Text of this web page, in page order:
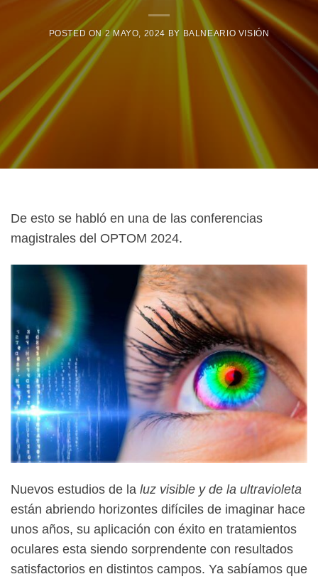
POSTED ON2 MAYO, 2024 BY BALNEARIO VISIÓN
De esto se habló en una de las conferencias
magistrales del OPTOM 2024.
Nuevos estudios de la luz visible y de la ultravioleta
están abriendo horizontes difíciles de imaginar hace
unos años, su aplicación con éxito en tratamientos
oculares esta siendo sorprendente con resultados
satisfactorios en distintos campos. Ya sabíamos que